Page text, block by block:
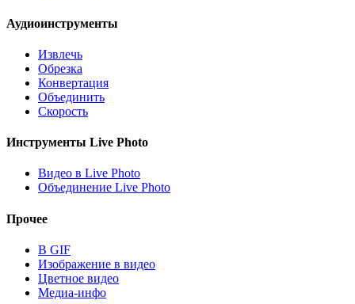
Аудиоинструменты
Извлечь
Обрезка
Конвертация
Объединить
Скорость
Инструменты Live Photo
Видео в Live Photo
Объединение Live Photo
Прочее
В GIF
Изображение в видео
Цветное видео
Медиа-инфо